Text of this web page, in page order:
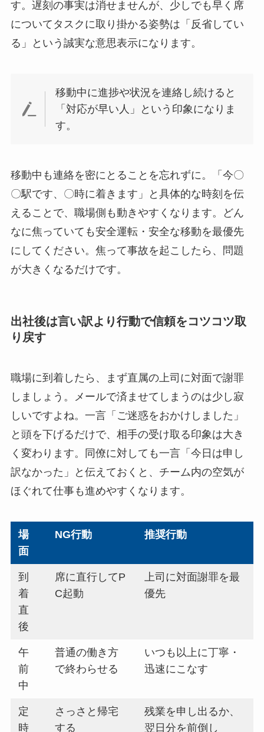
す。遅刻の事実は消せませんが、少しでも早く席
についてタスクに取り掛かる姿勢は「反省してい
る」という誠実な意思表示になります。
移動中に進捗や状況を連絡し続けると
「対応が早い人」という印象になりま
す。
移動中も連絡を密にとることを忘れずに。「今〇
〇駅です、〇時に着きます」と具体的な時刻を伝
えることで、職場側も動きやすくなります。どん
なに焦っていても安全運転・安全な移動を最優先
にしてください。焦って事故を起こしたら、問題
が大きくなるだけです。
出社後は言い訳より行動で信頼をコツコツ取
り戻す
職場に到着したら、まず直属の上司に対面で謝罪
しましょう。メールで済ませてしまうのは少し寂
しいですよね。一言「ご迷惑をおかけしました」
と頭を下げるだけで、相手の受け取る印象は大き
く変わります。同僚に対しても一言「今日は申し
訳なかった」と伝えておくと、チーム内の空気が
ほぐれて仕事も進めやすくなります。
場
面
NG行動 推奨行動
到
着
直
後
席に直行してP
C起動
上司に対面謝罪を最
優先
午
前
中
普通の働き方
で終わらせる
いつも以上に丁寧・
迅速にこなす
定
時
さっさと帰宅
する
残業を申し出るか、
翌日分を前倒し